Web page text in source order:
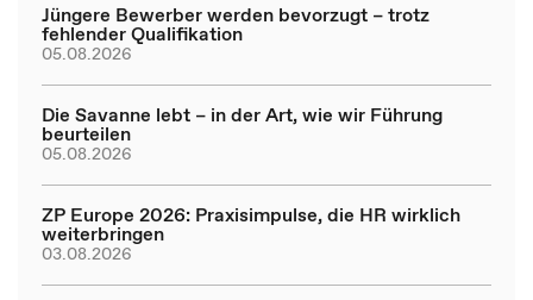
Jüngere Bewerber werden bevorzugt – trotz
fehlender Qualifikation
05.08.2026
Die Savanne lebt – in der Art, wie wir Führung
beurteilen
05.08.2026
ZP Europe 2026: Praxisimpulse, die HR wirklich
weiterbringen
03.08.2026